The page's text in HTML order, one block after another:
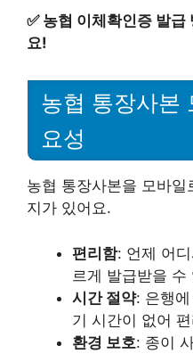
✅ 농협 이체확인증 발급
요!
농협 통장사본
요성
농협 통장사본을 모바
지가 있어요.
편리함: 언제 어
르게 발급받을 수
시간 절약: 은행
기 시간이 없어
환경 보호: 종이